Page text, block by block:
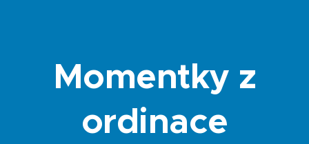
Momentky z
ordinace